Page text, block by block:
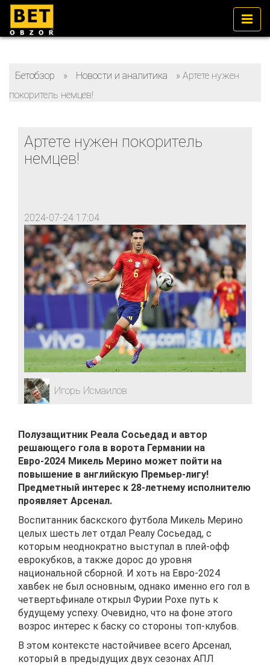
Бетобзор » Новости и аналитика » Артете нужен
покоритель немцев!
Артете нужен покоритель
немцев!
2024-07-24 17:04
Игорь Исмаилов
Полузащитник Реала Сосьедад и автор
решающего гола в ворота Германии на
Евро-2024 Микель Мерино может пойти на
повышение в английскую Премьер-лигу!
Предметный интерес к 28-летнему исполнителю
проявляет Арсенал.
Воспитанник баскского футбола Микель Мерино
целых шесть лет отдал Реалу Сосьедад, с
которым неоднократно выступал в плей-офф
еврокубков, а также дорос до уровня
национальной сборной. И хоть на Евро-2024
хавбек не был основным, однако именно его гол в
четвертьфинале открыл Фурии Рохе путь к
будущему успеху. Очевидно, что на фоне этого
возрос интерес к баску со стороны топ-клубов.
В этом контексте настойчивее всего Арсенал,
который в предыдущих двух сезонах АПЛ